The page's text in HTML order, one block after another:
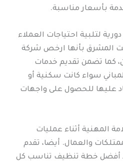
بأسعار مناسبة.
لتلبية احتياجات العملاء
المشرق بأنها ارخص شركة
كما تضمن تقديم خدمات
سواء كانت سكنية أو
عليها للحصول على واجهات
المهنية أثناء عمليات
والعمال. أيضا، تقدم
أفضل خطة تنظيف تناسب كل